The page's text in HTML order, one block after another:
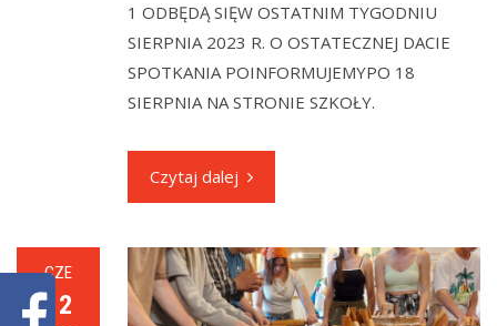
1 ODBĘDĄ SIĘW OSTATNIM TYGODNIU
SIERPNIA 2023 R. O OSTATECZNEJ DACIE
SPOTKANIA POINFORMUJEMYPO 18
SIERPNIA NA STRONIE SZKOŁY.
Czytaj dalej
CZE
12